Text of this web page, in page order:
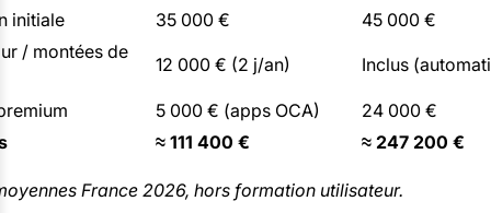
initiale
35 000 €
45 000 €
/ montées de
12 000 € (2 j/an) Inclus
5 000 € (apps OCA)
24 000 €
≈ 111 400 € ≈ 247 200 €
France 2026, hors formation utilisateur.